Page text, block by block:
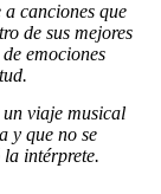
canciones que
de sus mejores
emociones
viaje musical
y que no se
intérprete.